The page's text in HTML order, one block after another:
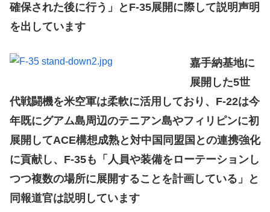
確保された後に行う」とF-35展開に際して説明声明
を出しています
嘉手納基地に
展開した5世
代戦闘機を米空軍は柔軟に活用しており、F-22は今
年既にグアム島周辺のテニアン島やフィリピンに初
展開してACE構想成熟と対中国同盟国との連携強化
に貢献し、F-35も「人員や装備をローテーションし
つつ複数の場所に展開することを計画している」と
同報道官は説明しています